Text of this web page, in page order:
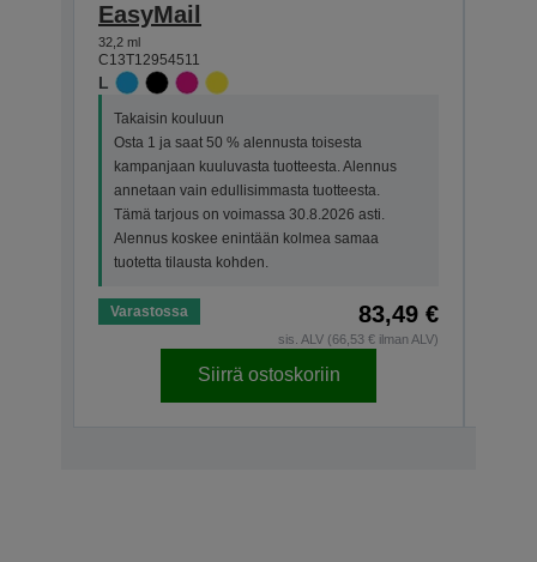
EasyMail
32,2 ml
C13T12954511
L
Takaisin kouluun
Osta 1 ja saat 50 % alennusta toisesta
kampanjaan kuuluvasta tuotteesta. Alennus
annetaan vain edullisimmasta tuotteesta.
Tämä tarjous on voimassa 30.8.2026 asti.
Alennus koskee enintään kolmea samaa
tuotetta tilausta kohden.
Varastossa 83,49 €
sis. ALV (66,53 € ilman ALV)
Siirrä ostoskoriin